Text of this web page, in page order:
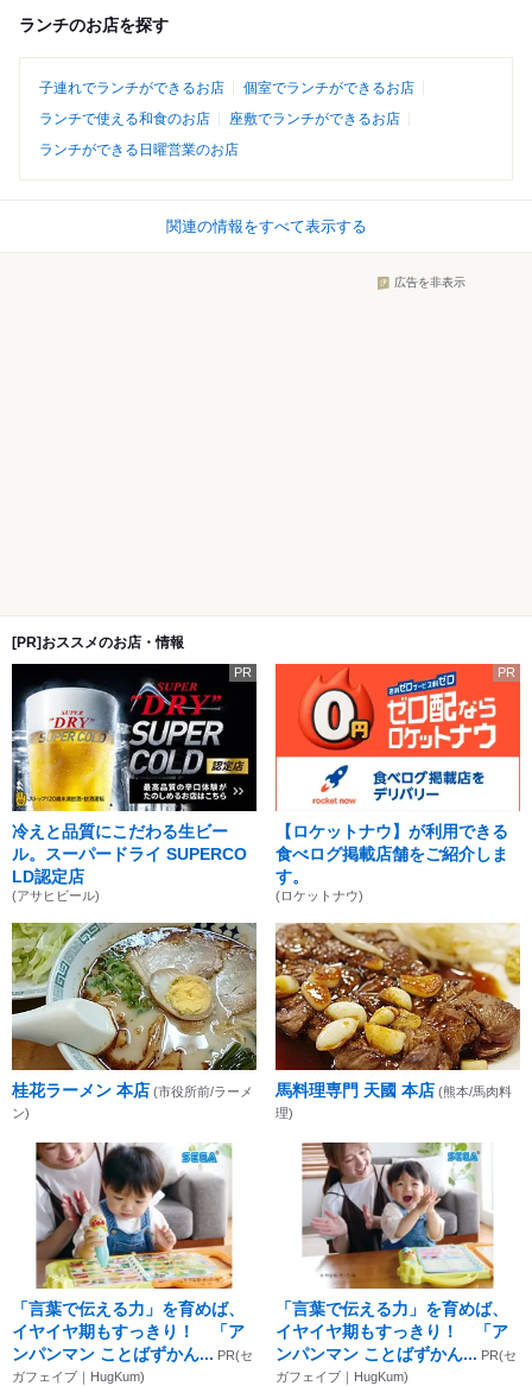
ランチのお店を探す
子連れでランチができるお店
個室でランチができるお店
ランチで使える和食のお店
座敷でランチができるお店
ランチができる日曜営業のお店
関連の情報をすべて表示する
広告を非表示
[PR]おススメのお店・情報
PR
冷えと品質にこだわる生ビー
ル。スーパードライ SUPERCO
LD認定店
(アサヒビール)
PR
【ロケットナウ】が利用できる
食べログ掲載店舗をご紹介しま
す。
(ロケットナウ)
桂花ラーメン 本店 (市役所前/ラーメ
ン)
馬料理専門 天國 本店 (熊本/馬肉料
理)
「言葉で伝える力」を育めば、
イヤイヤ期もすっきり！ 「ア
ンパンマン ことばずかん... PR(セ
ガフェイブ｜HugKum)
「言葉で伝える力」を育めば、
イヤイヤ期もすっきり！ 「ア
ンパンマン ことばずかん... PR(セ
ガフェイブ｜HugKum)